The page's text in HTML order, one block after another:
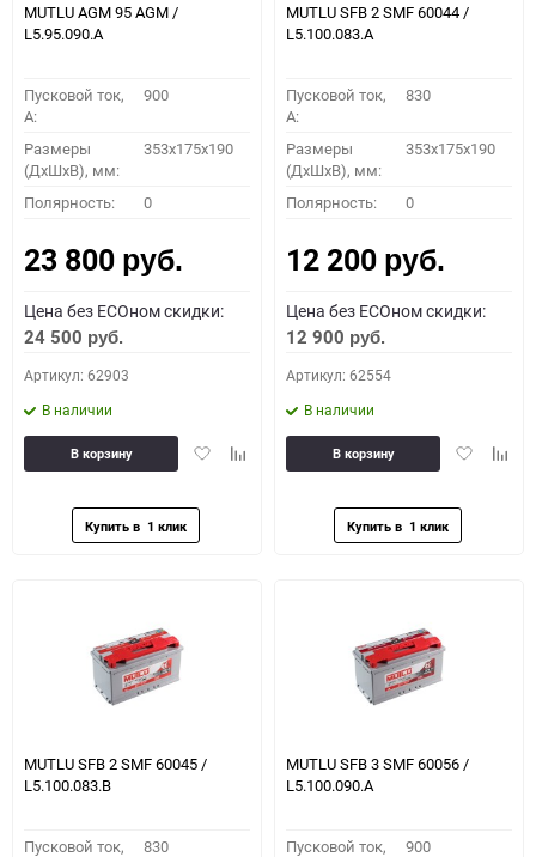
MUTLU AGM 95 AGM /
L5.95.090.A
Пусковой ток,
A:
900
Размеры
(ДхШхВ), мм:
353x175x190
Полярность: 0
23 800 руб.
Цена без ECOном скидки:
24 500 руб.
Артикул: 62903
В наличии
ДобавитьДобавить
В корзину
MUTLU SFB 2 SMF 60044 /
L5.100.083.A
Пусковой ток,
A:
830
Размеры
(ДхШхВ), мм:
353x175x190
Полярность: 0
12 200 руб.
Цена без ECOном скидки:
12 900 руб.
Артикул: 62554
В наличии
Добавить
В корзину
MUTLU SFB 2 SMF 60045 /
L5.100.083.B
Пусковой ток, 830
MUTLU SFB 3 SMF 60056 /
L5.100.090.A
Пусковой ток, 900